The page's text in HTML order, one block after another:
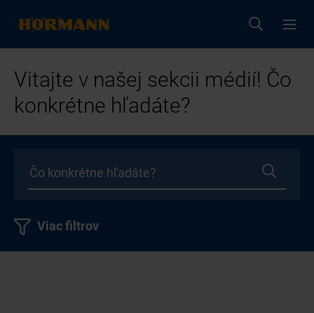
Vitajte v našej sekcii médií! Čo
konkrétne hľadáte?
Viac filtrov